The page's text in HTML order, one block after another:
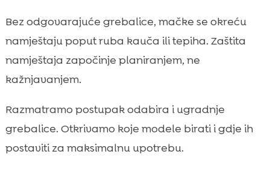
 Vrste grebalica i što to znači za ugradnju
 Alati i priprema: što nam treba za sigurnu
montažu
Montaža samostojeće grebalice korak po
 Ugradnja zidne grebalice bez oštećenja i
uz pravilno učvršćenje
Ugradnja grebalice uz strop: kada ima
Bez odgovarajuće grebalice, mačke se okreću
namještaju poput ruba kauča ili tepiha. Zaštita
namještaja započinje planiranjem, ne
kažnjavanjem.
Razmatramo postupak odabira i ugradnje
grebalice. Otkrivamo koje modele birati i gdje ih
postaviti za maksimalnu upotrebu.